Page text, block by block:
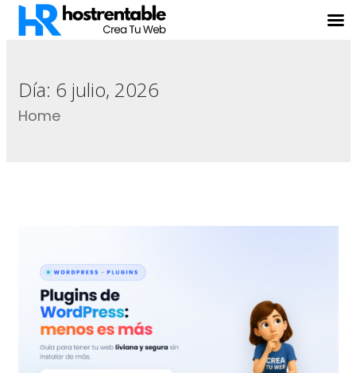
Día: 6 julio, 2026
Home